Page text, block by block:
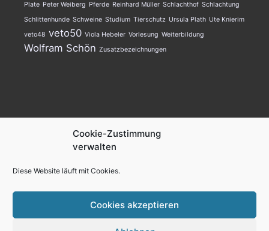
Cookie-Zustimmung
verwalten
Diese Website läuft mit Cookies.
Cookies akzeptieren
Plate Peter Weiberg Pferde Reinhard Müller Schlachthof Schlachtung
Schlittenhunde Schweine Studium Tierschutz Ursula Plath Ute Knierim
veto48 veto50 Viola Hebeler Vorlesung Weiterbildung
Wolfram Schön Zusatzbezeichnungen
AGKT.de
Datenschutzerklärung
Cookie-Richtlinie (EU)